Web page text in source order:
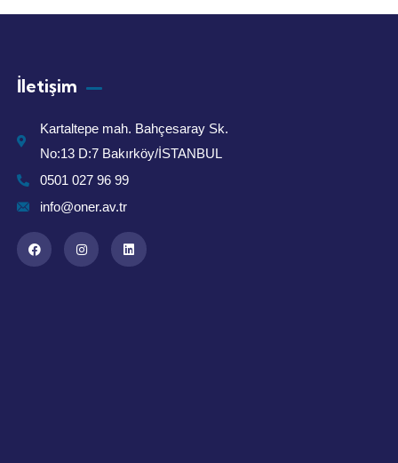
İletişim
Kartaltepe mah. Bahçesaray Sk.
No:13 D:7 Bakırköy/İSTANBUL
0501 027 96 99
info@oner.av.tr